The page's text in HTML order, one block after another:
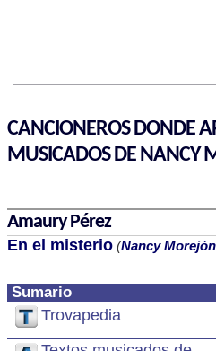
CANCIONEROS DONDE
MUSICADOS DE NANCY
Sumario
Trovapedia
Amaury Pérez
En el misterio (Nancy Morejón